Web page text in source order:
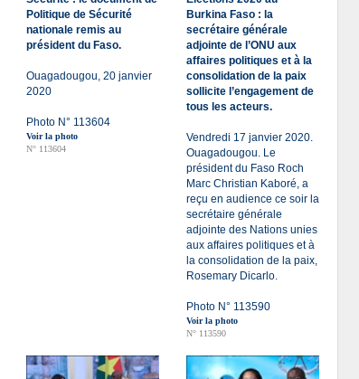
Politique de Sécurité
nationale remis au
président du Faso.
Ouagadougou, 20 janvier
2020
Photo N° 113604
Voir la photo
N° 113604
Burkina Faso : la
secrétaire générale
adjointe de l’ONU aux
affaires politiques et à la
consolidation de la paix
sollicite l’engagement de
tous les acteurs.
Vendredi 17 janvier 2020.
Ouagadougou. Le
président du Faso Roch
Marc Christian Kaboré, a
reçu en audience ce soir la
secrétaire générale
adjointe des Nations unies
aux affaires politiques et à
la consolidation de la paix,
Rosemary Dicarlo.
Photo N° 113590
Voir la photo
N° 113590